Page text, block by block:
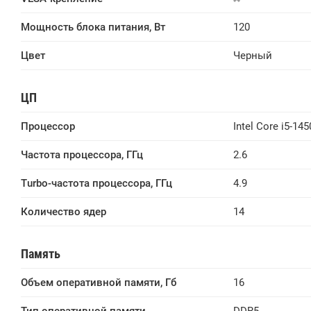
Мощность блока питания, Вт 120
Цвет Черный
ЦП
Процессор Intel Core i5-
Частота процессора, ГГц 2.6
Turbo-частота процессора, ГГц 4.9
Количество ядер 14
Память
Объем оперативной памяти, Гб 16